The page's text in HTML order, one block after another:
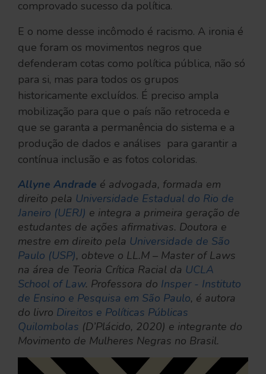
comprovado sucesso da política.
E o nome desse incômodo é racismo. A ironia é
que foram os movimentos negros que
defenderam cotas como política pública, não só
para si, mas para todos os grupos
historicamente excluídos. É preciso ampla
mobilização para que o país não retroceda e
que se garanta a permanência do sistema e a
produção de dados e análises para garantir a
contínua inclusão e as fotos coloridas.
Allyne Andrade é advogada, formada em
direito pela Universidade Estadual do Rio de
Janeiro (UERJ) e integra a primeira geração de
estudantes de ações afirmativas. Doutora e
mestre em direito pela Universidade de São
Paulo (USP), obteve o LL.M – Master of Laws
na área de Teoria Crítica Racial da UCLA
School of Law. Professora do Insper - Instituto
de Ensino e Pesquisa em São Paulo, é autora
do livro Direitos e Políticas Públicas
Quilombolas (D’Plácido, 2020) e integrante do
Movimento de Mulheres Negras no Brasil.